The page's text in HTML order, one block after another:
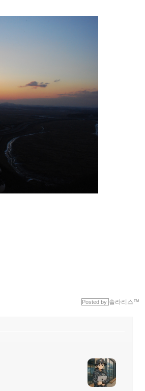
Posted by 솔라리스™